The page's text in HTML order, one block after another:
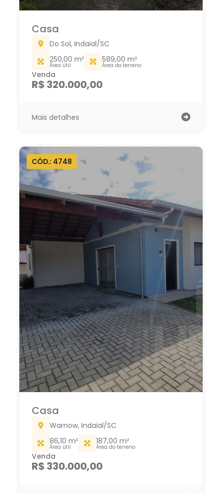
Casa
Do Sol, Indaial/SC
250,00 m²
Área útil
589,00 m²
Área do terreno
Venda
R$ 320.000,00
Mais detalhes
CÓD.: 4748
Casa
Warnow, Indaial/SC
86,10 m²
Área útil
187,00 m²
Área do terreno
Venda
R$ 330.000,00